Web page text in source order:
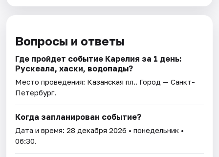
Вопросы и ответы
Где пройдет событие Карелия за 1 день:
Рускеала, хаски, водопады?
Место проведения: Казанская пл.. Город — Санкт-
Петербург.
Когда запланирован событие?
Дата и время:28 декабря 2026 • понедельник •
06:30.